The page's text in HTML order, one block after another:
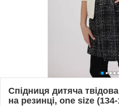
Спідниця дитяча
на резинці, one size (134-